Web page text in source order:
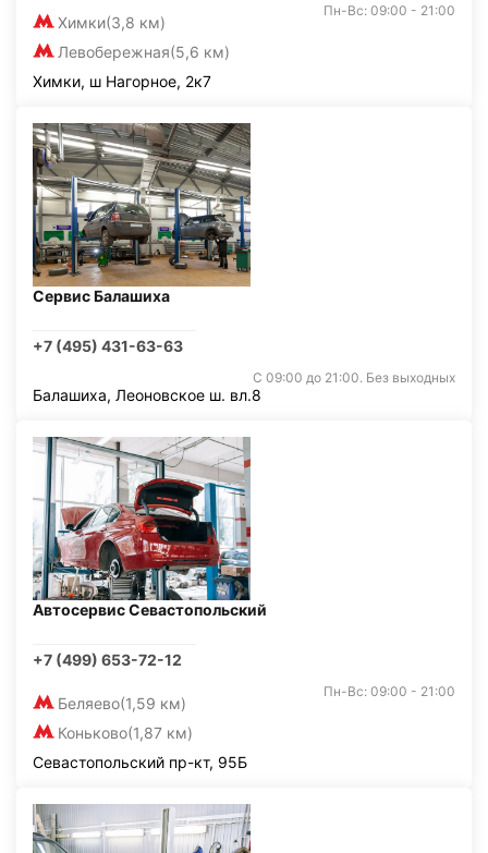
Химки(3,8 км)
Левобережная(5,6 км)
Пн-Вс: 09:00 - 21:00
Химки, ш Нагорное, 2к7
Сервис Балашиха
+7 (495) 431-63-63
С 09:00 до 21:00. Без выходных
Балашиха, Леоновское ш. вл.8
Автосервис Севастопольский
+7 (499) 653-72-12
Беляево(1,59 км)
Коньково(1,87 км)
Пн-Вс: 09:00 - 21:00
Севастопольский пр-кт, 95Б